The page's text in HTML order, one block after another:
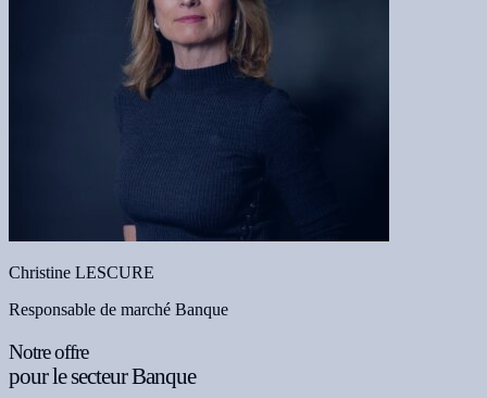
Christine LESCURE
Responsable de marché Banque
Notre offre
pour le secteur Banque